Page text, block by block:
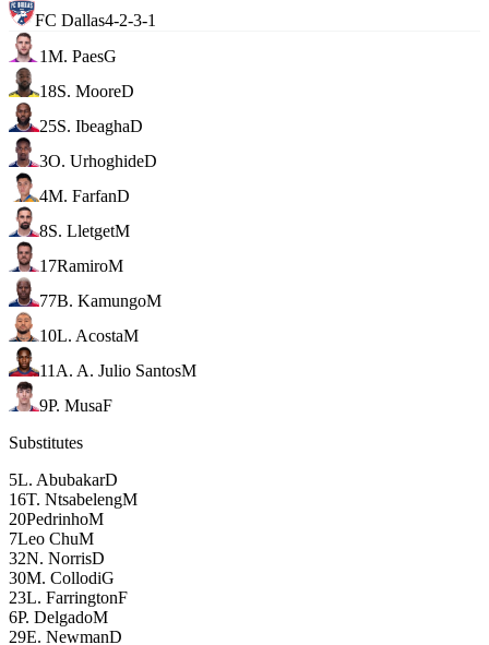
FC Dallas4-2-3-1
1M. PaesG
18S. MooreD
25S. IbeaghaD
3O. UrhoghideD
4M. FarfanD
8S. LletgetM
17RamiroM
77B. KamungoM
10L. AcostaM
11 A. A. Julio SantosM
9P. MusaF
Substitutes
5L. AbubakarD
16T. NtsabelengM
20PedrinhoM
7Leo ChuM
32N. NorrisD
30M. CollodiG
23L. FarringtonF
6P. DelgadoM
29E. NewmanD